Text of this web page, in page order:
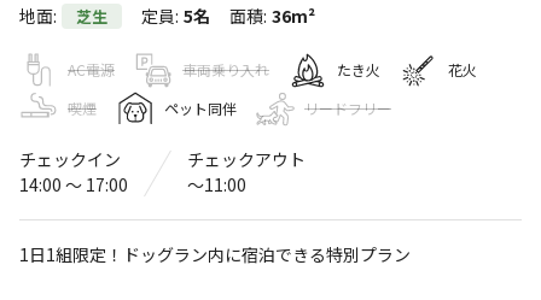
地面: 芝生 定員: 5名 面積: 36m²
AC電源 車両乗り入れ たき火
花火
喫煙
ペット同伴 リードフリー
チェックイン
14:00 〜 17:00
チェックアウト
〜11:00
1日1組限定！ドッグラン内に宿泊できる特別プラン
キャンプ ワイワイ
〒289-2712 千葉県旭市横根１３３３−６
Googleマップで見る
ドッグラン
駐車場